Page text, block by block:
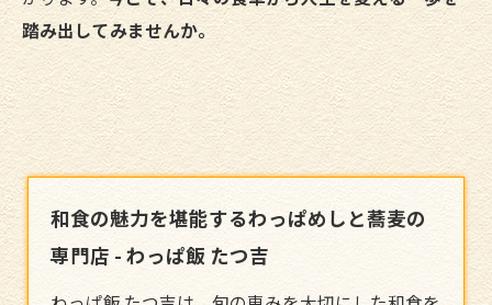
踏み出してみませんか。
和食の魅力を堪能するわっぱめしと蕎麦の
専門店 - わっぱ飯 たつ吉